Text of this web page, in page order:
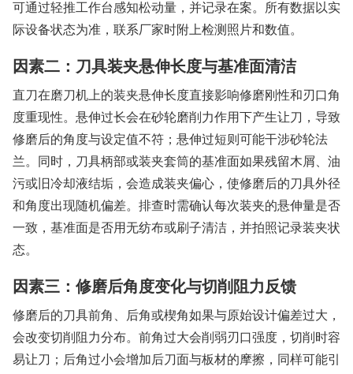
可通过轻推工作台感知松动量，并记录在案。所有数据以实
际设备状态为准，联系厂家时附上检测照片和数值。
因素二：刀具装夹悬伸长度与基准面清洁
直刀在磨刀机上的装夹悬伸长度直接影响修磨刚性和刃口角
度重现性。悬伸过长会在砂轮磨削力作用下产生让刀，导致
修磨后的角度与设定值不符；悬伸过短则可能干涉砂轮法
兰。同时，刀具柄部或装夹套筒的基准面如果残留木屑、油
污或旧冷却液结垢，会造成装夹偏心，使修磨后的刀具外径
和角度出现随机偏差。排查时需确认每次装夹的悬伸量是否
一致，基准面是否用无纺布或刷子清洁，并拍照记录装夹状
态。
因素三：修磨后角度变化与切削阻力反馈
修磨后的刀具前角、后角或楔角如果与原始设计偏差过大，
会改变切削阻力分布。前角过大会削弱刃口强度，切削时容
易让刀；后角过小会增加后刀面与板材的摩擦，同样可能引